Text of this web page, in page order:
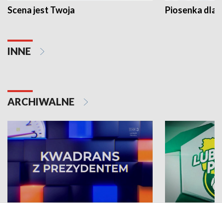
Scena jest Twoja Piosenka dla
INNE
ARCHIWALNE